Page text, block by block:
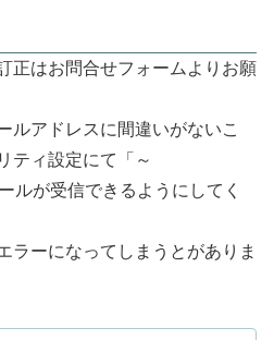
正はお問合せフォームよりお願
ルアドレスに間違いがないこ
ティ設定にて「～
ルが受信できるようにしてく
ラーになってしまうとがありま